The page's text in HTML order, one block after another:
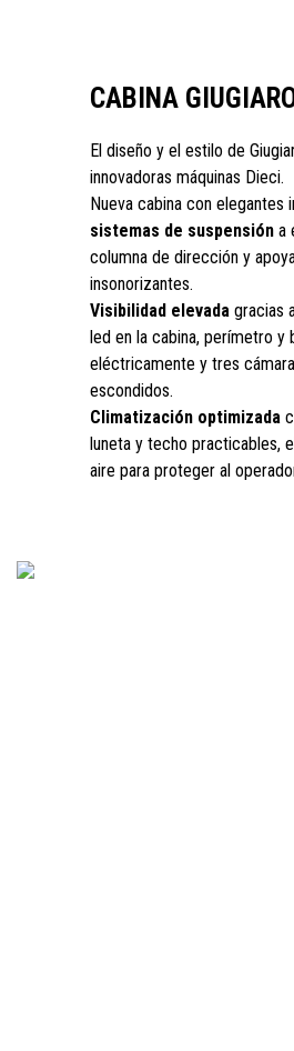
CABINA
El diseño y el estilo de
innovadoras máquinas Dieci.
Nueva cabina con
sistemas de suspensióna
columna de dirección y
insonorizantes.
Visibilidad elevadagracias
led en la cabina, perímetro
eléctricamente y tres
escondidos.
Climatización optimizada
luneta y techo practicables,
aire para proteger al